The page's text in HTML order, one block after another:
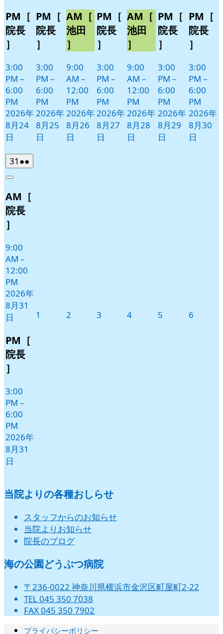
PM［
院長
］
3:00
PM –
6:00
PM
2026年
8月24
日
PM［
院長
］
3:00
PM –
6:00
PM
2026年
8月25
日
AM［
池田
］
9:00
AM –
12:00
PM
2026年
8月26
日
PM［
院長
］
3:00
PM –
6:00
PM
2026年
8月27
日
AM［
池田
］
9:00
AM –
12:00
PM
2026年
8月28
日
PM［
院長
］
3:00
PM –
6:00
PM
2026年
8月29
日
PM［
院長
］
3:00
PM –
6:00
PM
2026年
8月30
日
31 2026
年
月
31
日
●●
件
イ
Close
AM［
院長
］
9:00
AM –
12:00
PM
2026年
8月31
日
PM［
院長
］
3:00
PM –
6:00
PM
2026年
8月31
日
1 2 3 42026
5 6
当院よりの各種おしらせ
スタッフからのお知らせ
当院よりお知らせ
院長のブログ
海の公園どうぶつ病院
〒236-0022 神奈川県横浜市金沢区町屋町2-22
TEL 045 350 7038
FAX 045 350 7902
プライバシーポリシー